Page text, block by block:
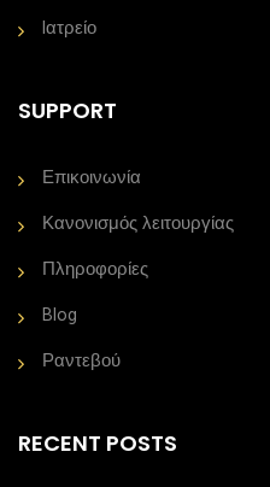
Iατρείο
SUPPORT
Επικοινωνία
Κανονισμός λειτουργίας
Πληροφορίες
Blog
Ραντεβού
RECENT POSTS